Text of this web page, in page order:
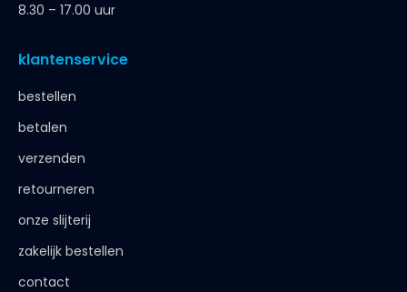
8.30 – 17.00 uur
klantenservice
bestellen
betalen
verzenden
retourneren
onze slijterij
zakelijk bestellen
contact